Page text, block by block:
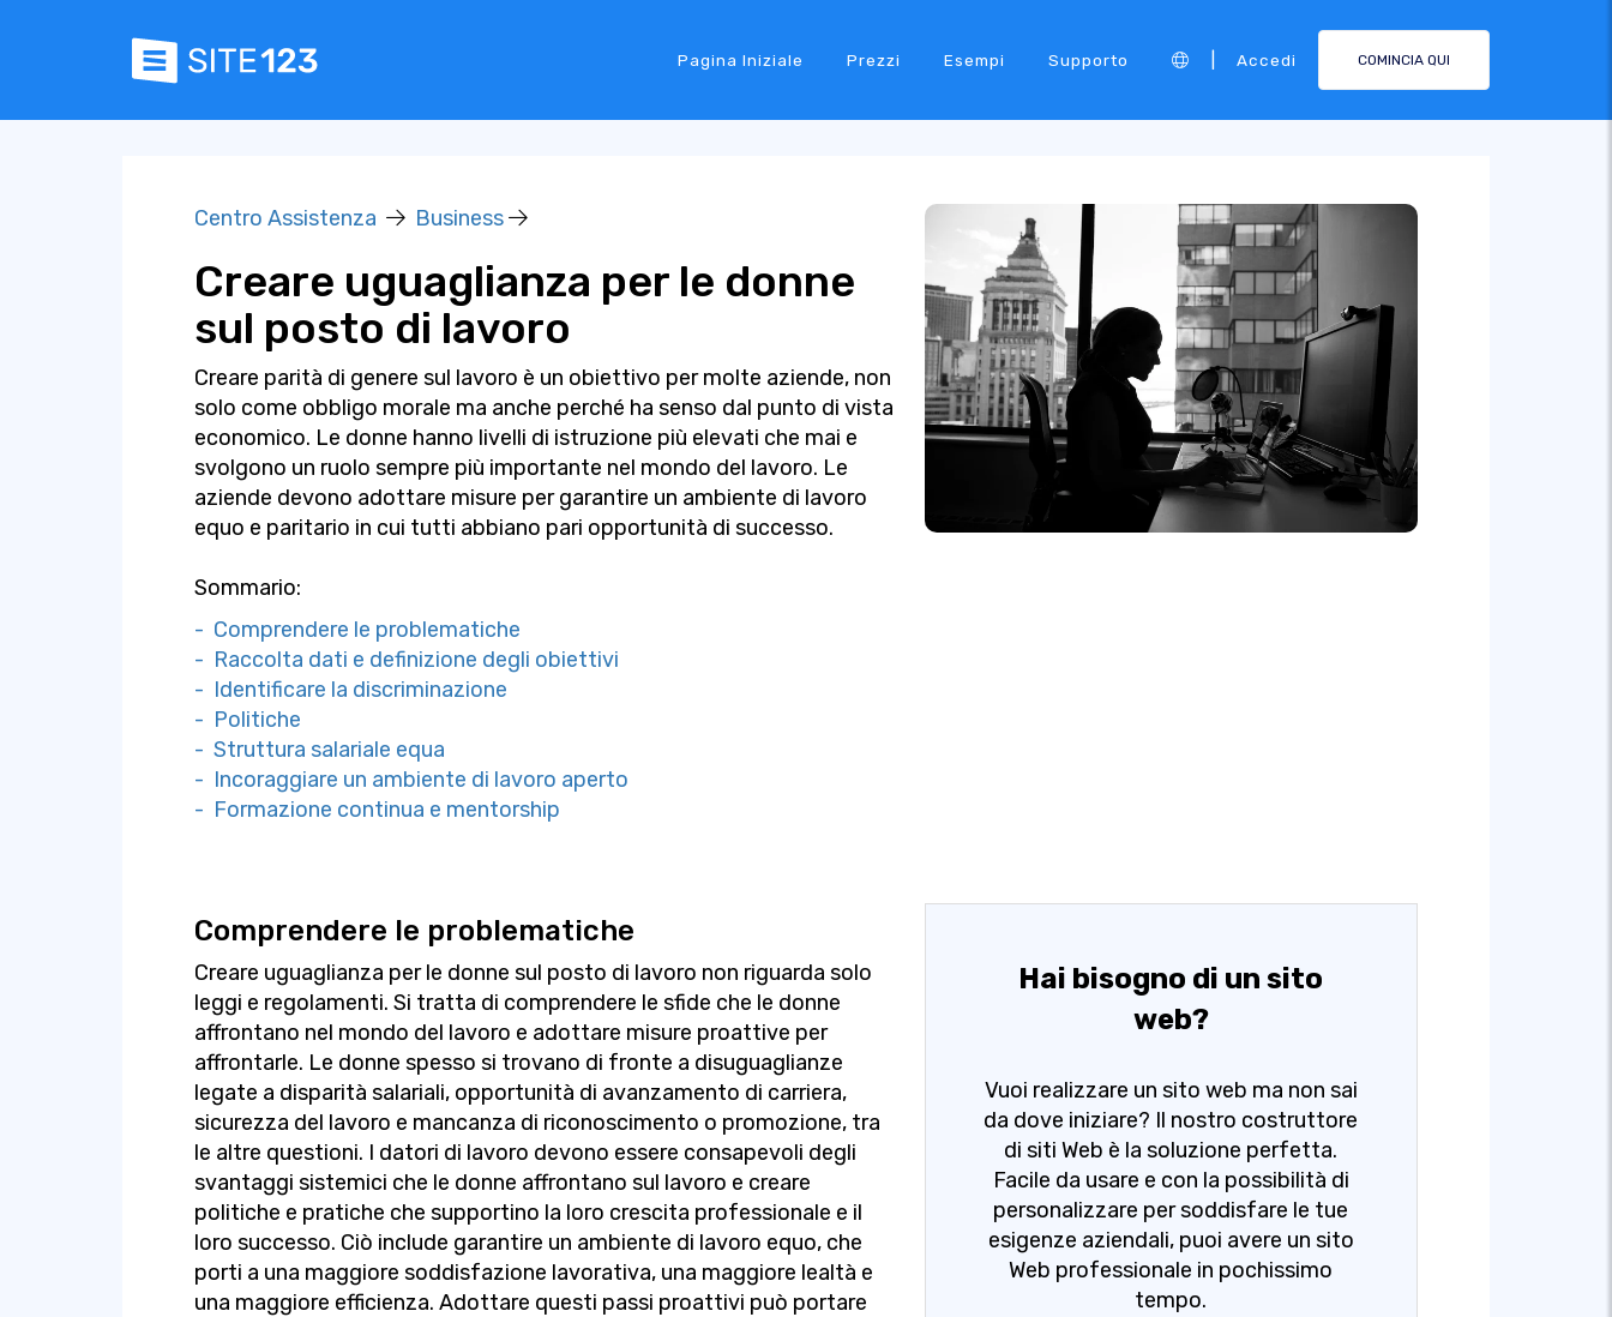
Pagina Iniziale Prezzi Esempi Supporto Accedi COMINCIA QUI
Centro Assistenza Business
Creare uguaglianza per le donne
sul posto di lavoro
Creare parità di genere sul lavoro è un obiettivo per molte aziende, non
solo come obbligo morale ma anche perché ha senso dal punto di vista
economico. Le donne hanno livelli di istruzione più elevati che mai e
svolgono un ruolo sempre più importante nel mondo del lavoro. Le
aziende devono adottare misure per garantire un ambiente di lavoro
equo e paritario in cui tutti abbiano pari opportunità di successo.
Sommario:
- Comprendere le problematiche
- Raccolta dati e definizione degli obiettivi
- Identificare la discriminazione
- Politiche
- Struttura salariale equa
- Incoraggiare un ambiente di lavoro aperto
- Formazione continua e mentorship
Comprendere le problematiche
Creare uguaglianza per le donne sul posto di lavoro non riguarda solo
leggi e regolamenti. Si tratta di comprendere le sfide che le donne
affrontano nel mondo del lavoro e adottare misure proattive per
affrontarle. Le donne spesso si trovano di fronte a disuguaglianze
legate a disparità salariali, opportunità di avanzamento di carriera,
sicurezza del lavoro e mancanza di riconoscimento o promozione, tra
le altre questioni. I datori di lavoro devono essere consapevoli degli
svantaggi sistemici che le donne affrontano sul lavoro e creare
politiche e pratiche che supportino la loro crescita professionale e il
loro successo. Ciò include garantire un ambiente di lavoro equo, che
porti a una maggiore soddisfazione lavorativa, una maggiore lealtà e
una maggiore efficienza. Adottare questi passi proattivi può portare
Hai bisogno di un sito
web?
Vuoi realizzare un sito web ma non sai
da dove iniziare? Il nostro costruttore
di siti Web è la soluzione perfetta.
Facile da usare e con la possibilità di
personalizzare per soddisfare le tue
esigenze aziendali, puoi avere un sito
Web professionale in pochissimo
tempo.